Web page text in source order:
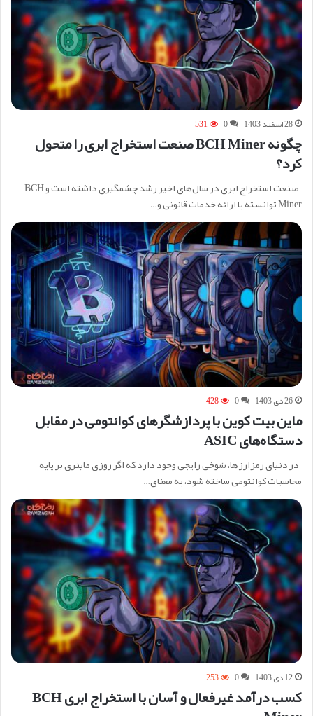
28 اسفند 1403 0
531
چگونه BCH Miner صنعت استخراج ابری را متحول
کرد؟
صنعت استخراج ابری در سال‌های اخیر رشد چشمگیری داشته است و BCH
Miner توانسته با ارائه خدمات قانونی و…
26 دی 1403 0
428
ماین بیت کوین با پردازشگرهای کوانتومی در مقابل
دستگاه‌های ASIC
در دنیای رمزارزها، شوخی رایجی وجود دارد که اگر روزی ماینری بر پایه
محاسبات کوانتومی ساخته شود، به معنای…
12 دی 1403 0
253
کسب درآمد غیرفعال و آسان با استخراج ابری BCH